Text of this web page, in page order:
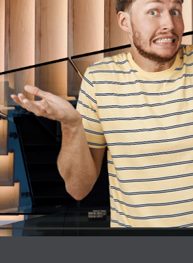
Carmel Herzl, 2nd floor
– 17:00
טלפון: